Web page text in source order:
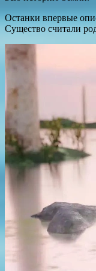
Останки впервые
Существо считали